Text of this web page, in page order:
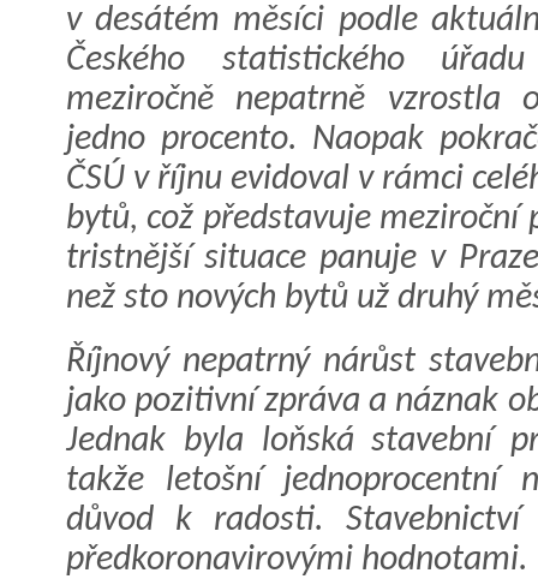
v desátém měsíci podle
Českého statistického
meziročně nepatrně vzrostla
jedno procento. Naopak
ČSÚ v říjnu evidoval v rámci
bytů, což představuje meziroční
tristnější situace panuje v
než sto nových bytů už druhý
Říjnový nepatrný nárůst
jako pozitivní zpráva a náznak
Jednak byla loňská stavební
takže letošní jednoprocentní
důvod k radosti.
předkoronavirovými hodnotami.